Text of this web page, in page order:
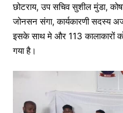
छोटराय, उप सचिव सुशील मुंडा,
जोनसन संगा, कार्यकारणी सदस्य
इसके साथ मे और 113 कालाकारों
गया है।